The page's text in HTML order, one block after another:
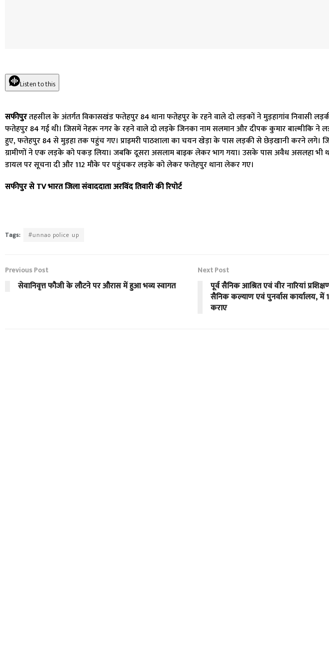
Listen to this
सफीपुरतहसील के अंतर्गत विकासखंड फतेहपुर 84 थाना फतेहपुर के रहने वाले दो लड़कों ने मुड़हागांव निवासी
फतेहपुर 84 गई थी। जिसमें नेहरू नगर के रहने वाले दो लड़के जिनका नाम सलमान और दीपक कुमार बाल्मीकि ने
हुए, फतेहपुर 84 से मुड़हा तक पहुंच गए। प्राइमरी पाठशाला का चयन खेड़ा के पास लड़की से छेड़खानी करने लगे।
ग्रामीणों ने एक लड़के को पकड़ लिया। जबकि दूसरा असलाम बाइक लेकर भाग गया। उसके पास अवैध असलहा भी था
डायल पर सूचना दी और 112 मौके पर पहुंचकर लड़के को लेकर फतेहपुर थाना लेकर गए।
सफीपुर से TV भारत जिला संवाददाता अरविंद तिवारी की रिपोर्ट
Tags: #unnao police up
Previous Post
सेवानिवृत्त फौजी के लौटने पर औरास में हुआ भव्य स्वागत
Next Post
पूर्व सैनिक आश्रित एवं वीर नारियां
सैनिक कल्याण एवं पुनर्वास कार्यालय,
कराए